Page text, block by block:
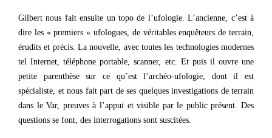
Gilbert nous fait ensuite un topo de l’ufologie. L’ancienne, c’est à
dire les « premiers » ufologues, de véritables enquêteurs de terrain,
érudits et précis. La nouvelle, avec toutes les technologies modernes
tel Internet, téléphone portable, scanner, etc. Et puis il ouvre une
petite parenthèse sur ce qu’est l’archéo-ufologie, dont il est
spécialiste, et nous fait part de ses quelques investigations de terrain
dans le Var, preuves à l’appui et visible par le public présent. Des
questions se font, des interrogations sont suscitées.